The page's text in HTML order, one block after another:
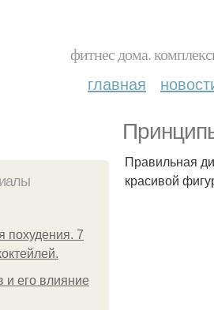
фитнес дома.
главная
похудения. 7
его влияние
Правильная
красивой